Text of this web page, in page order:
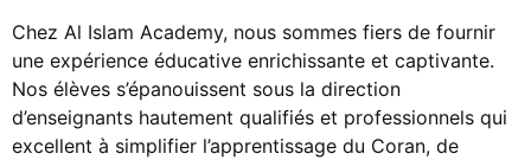
Chez Al Islam Academy, nous sommes fiers de fournir
une expérience éducative enrichissante et captivante.
Nos élèves s’épanouissent sous la direction
d’enseignants hautement qualifiés et professionnels qui
excellent à simplifier l’apprentissage du Coran, de